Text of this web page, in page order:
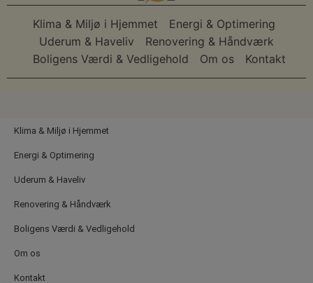
Klima & Miljø i Hjemmet
Energi & Optimering
Uderum & Haveliv
Renovering & Håndværk
Boligens Værdi & Vedligehold
Om os Kontakt
Klima & Miljø i Hjemmet
Energi & Optimering
Uderum & Haveliv
Renovering & Håndværk
Boligens Værdi & Vedligehold
Om os
Kontakt